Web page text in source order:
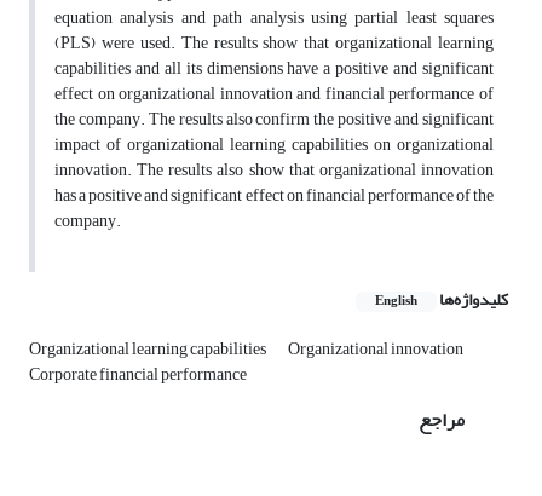
equation analysis and path analysis using partial least squares
(PLS) were used. The results show that organizational learning
capabilities and all its dimensions have a positive and significant
effect on organizational innovation and financial performance of
the company. The results also confirm the positive and significant
impact of organizational learning capabilities on organizational
innovation. The results also show that organizational innovation
has a positive and significant effect on financial performance of the
company.
کلیدواژه‌ها English
Organizational learning capabilities Organizational innovation
Corporate financial performance
مراجع